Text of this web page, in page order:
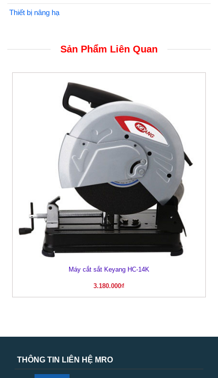
Thiết bị nâng hạ
Sản Phẩm Liên Quan
Máy cắt sắt Keyang HC-14K
3.180.000₫
THÔNG TIN LIÊN HỆ MRO